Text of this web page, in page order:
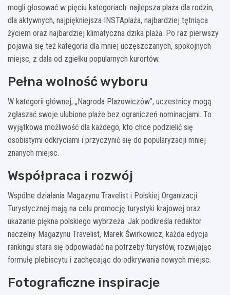
mogli głosować w pięciu kategoriach: najlepsza plaża dla rodzin,
dla aktywnych, najpiękniejsza INSTAplaża, najbardziej tętniąca
życiem oraz najbardziej klimatyczna dzika plaża. Po raz pierwszy
pojawia się też kategoria dla mniej uczęszczanych, spokojnych
miejsc, z dala od zgiełku popularnych kurortów.
Pełna wolność wyboru
W kategorii głównej, „Nagroda Plażowiczów”, uczestnicy mogą
zgłaszać swoje ulubione plaże bez ograniczeń nominacjami. To
wyjątkowa możliwość dla każdego, kto chce podzielić się
osobistymi odkryciami i przyczynić się do popularyzacji mniej
znanych miejsc.
Współpraca i rozwój
Wspólne działania Magazynu Travelist i Polskiej Organizacji
Turystycznej mają na celu promocję turystyki krajowej oraz
ukazanie piękna polskiego wybrzeża. Jak podkreśla redaktor
naczelny Magazynu Travelist, Marek Świrkowicz, każda edycja
rankingu stara się odpowiadać na potrzeby turystów, rozwijając
formułę plebiscytu i zachęcając do odkrywania nowych miejsc.
Fotograficzne inspiracje